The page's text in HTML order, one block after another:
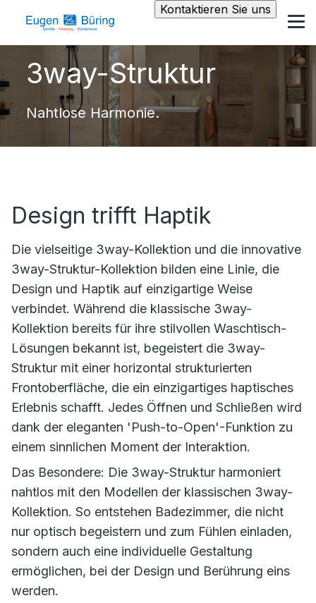
Kontaktieren Sie uns
3way-Struktur
Nahtlose Harmonie.
Design trifft Haptik
Die vielseitige 3way-Kollektion und die innovative
3way-Struktur-Kollektion bilden eine Linie, die
Design und Haptik auf einzigartige Weise
verbindet. Während die klassische 3way-
Kollektion bereits für ihre stilvollen Waschtisch-
Lösungen bekannt ist, begeistert die 3way-
Struktur mit einer horizontal strukturierten
Frontoberfläche, die ein einzigartiges haptisches
Erlebnis schafft. Jedes Öffnen und Schließen wird
dank der eleganten 'Push-to-Open'-Funktion zu
einem sinnlichen Moment der Interaktion.
Das Besondere: Die 3way-Struktur harmoniert
nahtlos mit den Modellen der klassischen 3way-
Kollektion. So entstehen Badezimmer, die nicht
nur optisch begeistern und zum Fühlen einladen,
sondern auch eine individuelle Gestaltung
ermöglichen, bei der Design und Berührung eins
werden.